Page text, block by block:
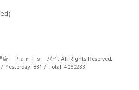
店 Ｐａｒｉｓ パイ . All Rights Reserved.
Yesterday: 831 / Total: 4060233